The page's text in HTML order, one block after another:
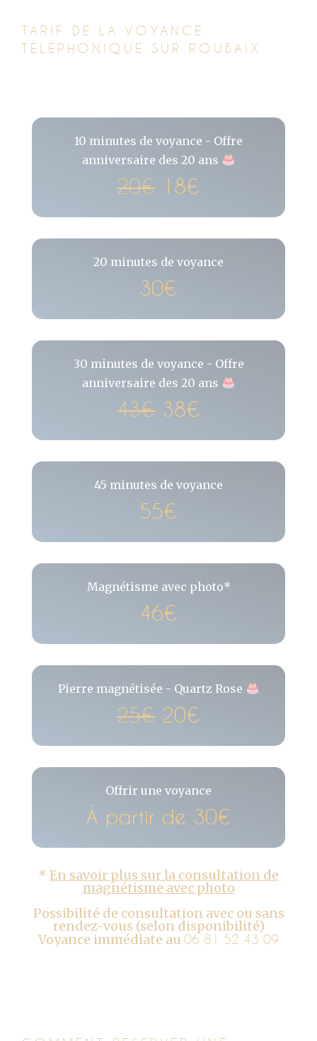
TARIF DE LA VOYANCE
TÉLÉPHONIQUE SUR ROUBAIX
10 minutes de voyance - Offre
anniversaire des 20 ans
20€ 18€
20 minutes de voyance
30€
30 minutes de voyance - Offre
anniversaire des 20 ans
43€ 38€
45 minutes de voyance
55€
Magnétisme avec photo*
46€
Pierre magnétisée - Quartz Rose
25€ 20€
Offrir une voyance
À partir de 30€
* En savoir plus sur la consultation de
magnétisme avec photo
Possibilité de consultation avec ou sans
rendez-vous (selon disponibilité)
Voyance immédiate au 06 81 52 43 09